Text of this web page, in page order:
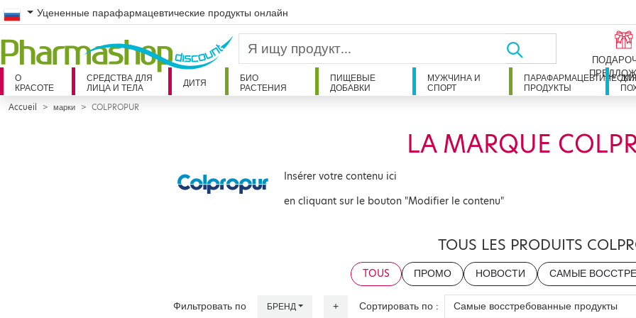
Russian
Уцененные парафармацевтические продукты онлайн
О
КРАСОТЕ
СРЕДСТВА ДЛЯ
ЛИЦА И ТЕЛА
ДИТЯ
БИО
РАСТЕНИЯ
ПИЩЕВЫЕ
ДОБАВКИ
МУЖЧИНА И
СПОРТ
ПРОДУКТЫ
Accueil марки COLPROPUR
LA MARQUE
Insérer votre contenu ici
en cliquant sur le bouton "Modifier le contenu"
TOUS LES PRODUITS
TOUS ПРОМО НОВОСТИ САМЫЕ
Фильтровать по БРЕНД + Сортировать по :